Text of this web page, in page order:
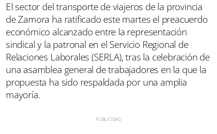
El sector del transporte de viajeros de la provincia
de Zamora ha ratificado este martes el preacuerdo
económico alcanzado entre la representación
sindical y la patronal en el Servicio Regional de
Relaciones Laborales (SERLA), tras la celebración de
una asamblea general de trabajadores en la que la
propuesta ha sido respaldada por una amplia
mayoría.